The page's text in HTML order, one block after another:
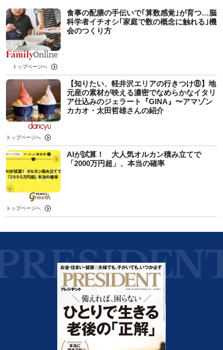
食事の配膳の手伝いで｢算数感覚｣が育つ…脳
科学者イチオシ｢家庭で数の概念に触れる｣機
会のつくり方
トップページへ
【知りたい、軽井沢エリアの行きつけ⑧】地
元産の素材が映える濃密でなめらかなイタリ
ア仕込みのジェラート『GINA』〜アマゾン
カカオ・太田哲雄さんの紹介
トップページへ
AIが試算！ 大人気オルカン積み立てで
「2000万円超」、本当の確率
トップページへ